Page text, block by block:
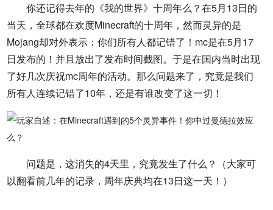
你还记得去年的《我的世界》十周年么？在5月13日的
当天，全球都在欢度Minecraft的十周年，然而灵异的是
Mojang却对外表示：你们所有人都记错了！mc是在5月17
日发布的！并且放出了发布时间截图。于是在国内当时出现
了好几次庆祝mc周年的活动。那么问题来了，究竟是我们
所有人连续记错了10年，还是有谁改变了这一切！
问题是，这消失的4天里，究竟发生了什么？（大家可
以翻看前几年的记录，周年庆典均在13日这一天！）